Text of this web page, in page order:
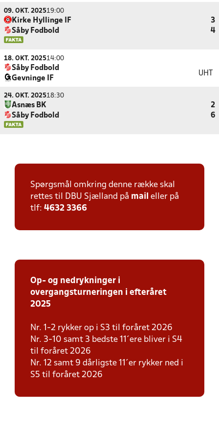
09. OKT. 202519:00
Kirke Hyllinge IF
3
Såby Fodbold
4
18. OKT. 202514:00
Såby Fodbold
Gevninge IF
UHT
24. OKT. 202518:30
Asnæs BK
2
Såby Fodbold
6
Spørgsmål omkring denne række skal
rettes til DBU Sjælland på mail eller på
tlf: 4632 3366
Op- og nedrykninger i
overgangsturneringen i efteråret
2025
Nr. 1-2 rykker op i S3 til foråret 2026
Nr. 3-10 samt 3 bedste 11´ere bliver i S4
til foråret 2026
Nr. 12 samt 9 dårligste 11´er rykker ned i
S5 til foråret 2026